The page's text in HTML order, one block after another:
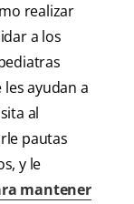
realizar
a los
ayudan a
al
pautas
y le
mantener